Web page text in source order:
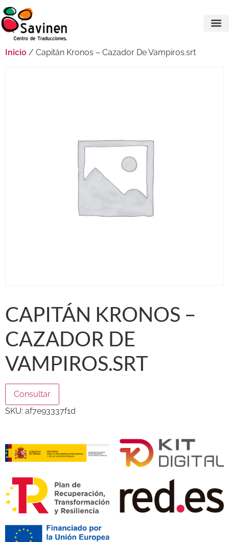
Inicio / Capitán Kronos – Cazador De Vampiros.srt
CAPITÁN KRONOS –
CAZADOR DE
VAMPIROS.SRT
Consultar
SKU: af7e93337f1d